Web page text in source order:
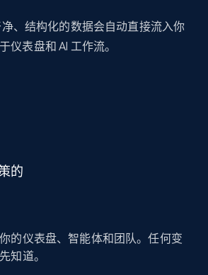
、结构化的数据会自动直接流入你
仪表盘和 AI 工作流。
的
的仪表盘、智能体和团队。任何变
知道。